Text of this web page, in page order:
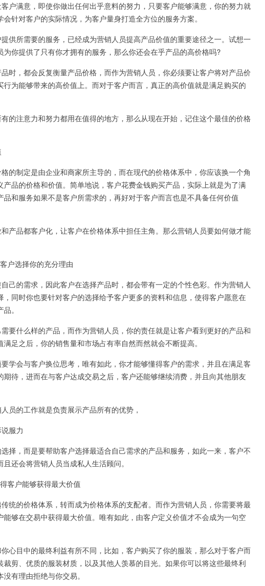
户满意，即使你做出任何出乎意料的努力，只要客户能够满意，你的努力就
针对客户的实际情况，为客户量身打造全方位的服务方案。
供所需要的服务，已经成为营销人员提高产品价值的重要途径之一。试想一
你提供了只有你才拥有的服务，那么你还会在乎产品的高价格吗?
时，都会反复衡量产品价格，而作为营销人员，你必须要让客户将对产品价
为能够带来的高价值上。而对于客户而言，真正的高价值就是满足购买的
的注意力和努力都用在值得的地方，那么从现在开始，记住这个最佳的价格
的制定是由企业和商家所主导的，而在现代的价格体系中，你应该换一个角
产品的价格和价值。简单地说，客户花费金钱购买产品，实际上就是为了满
品和服务如果不是客户所需求的，再好对于客户而言也是不具备任何价值
产品都客户化，让客户在价格体系中担任主角。那么营销人员要如何做才能
户选择你的充分理由
己的需求，因此客户在选择产品时，都会带有一定的个性色彩。作为营销人
，同时你也要针对客户的选择给予客户更多的资料和信息，使得客户愿意在
。
要什么样的产品，而作为营销人员，你的责任就是让客户看到更好的产品和
足之后，你的销售量和市场占有率自然而然就会不断提高。
学会与客户换位思考，唯有如此，你才能够懂得客户的需求，并且在满足客
期待，进而在与客户达成交易之后，客户还能够继续消费，并且向其他朋友
员的工作就是负责展示产品所有的优势，
服力
择，而是要帮助客户选择最适合自己需求的产品和服务，如此一来，客户不
还会将营销人员当成私人生活顾问。
客户能够获得最大价值
统的价格体系，转而成为价格体系的支配者。而作为营销人员，你需要将最
够在交易中获得最大价值。唯有如此，由客户定义价值才不会成为一句空
心目中的最终利益有所不同，比如，客户购买了你的服装，那么对于客户而
剪、优质的服装材质，以及其他人羡慕的目光。如果你可以将这些最终利
有理由拒绝与你交易。